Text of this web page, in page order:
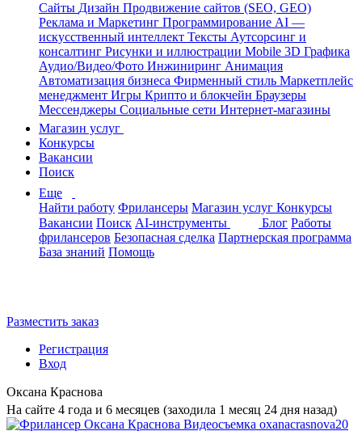
Сайты Дизайн Продвижение сайтов (SEO, GEO)
Реклама и Маркетинг Программирование AI —
искусственный интеллект Тексты Аутсорсинг и
консалтинг Рисунки и иллюстрации Mobile 3D Графика
Аудио/Видео/Фото Инжиниринг Анимация
Автоматизация бизнеса Фирменный стиль Маркетплейс
менеджмент Игры Крипто и блокчейн Браузеры
Мессенджеры Социальные сети Интернет-магазины
Магазин услуг
Конкурсы
Вакансии
Поиск
Еще
Найти работу Фрилансеры Магазин услуг Конкурсы
Вакансии Поиск AI-инструменты Блог Работы
фрилансеров Безопасная сделка Партнерская программа
База знаний Помощь
Разместить заказ
Регистрация
Вход
Оксана Краснова
На сайте 4 года и 6 месяцев (заходила 1 месяц 24 дня назад)